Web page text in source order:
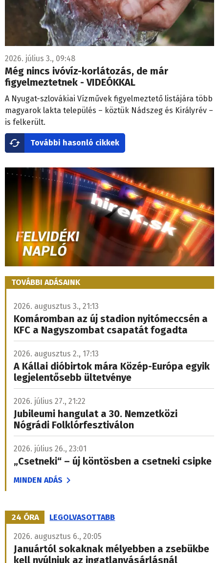
2026. július 3., 09:48
Még nincs ivóvíz-korlátozás, de már
figyelmeztetnek - VIDEÓKKAL
A Nyugat-szlovákiai Vízművek figyelmeztető listájára több
magyarok lakta település – köztük Nádszeg és Királyrév –
is felkerült.
További hasonló cikkek
TOVÁBBI ADÁSAINK
2026. augusztus 3., 21:13
Komáromban az új stadion nyitómeccsén a
KFC a Nagyszombat csapatát fogadta
2026. augusztus 2., 17:13
A Kállai dióbirtok mára Közép-Európa egyik
legjelentősebb ültetvénye
2026. július 27., 21:22
Jubileumi hangulat a 30. Nemzetközi
Nógrádi Folklórfesztiválon
2026. július 26., 23:01
„Csetneki“ – új köntösben a csetneki csipke
MINDEN ADÁS
24 ÓRA LEGOLVASOTTABB
2026. augusztus 6., 20:05
Januártól sokaknak mélyebben a zsebükbe
kell nyúlniuk az ingatlanvásárlásnál